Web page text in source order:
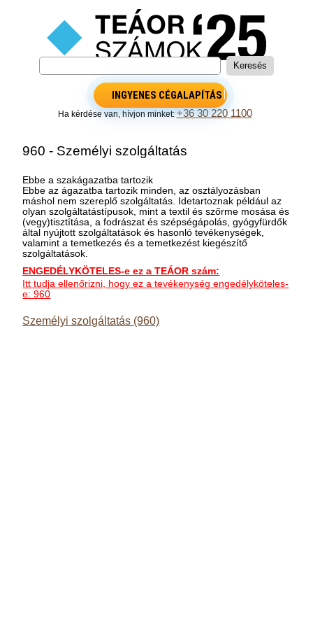
INGYENES CÉGALAPÍTÁS
Ha kérdése van, hívjon minket:+36 30 220 1100
960 - Személyi szolgáltatás
Ebbe a szakágazatba tartozik
Ebbe az ágazatba tartozik minden, az osztályozásban
máshol nem szereplő szolgáltatás. Idetartoznak például az
olyan szolgáltatástípusok, mint a textil és szőrme mosása és
(vegy)tisztítása, a fodrászat és szépségápolás, gyógyfürdők
által nyújtott szolgáltatások és hasonló tevékenységek,
valamint a temetkezés és a temetkezést kiegészítő
szolgáltatások.
ENGEDÉLYKÖTELES-e ez a TEÁOR szám:
Itt tudja ellenőrizni, hogy ez a tevékenység engedélyköteles-
e: 960
Személyi szolgáltatás (960)